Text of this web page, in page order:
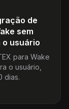
de
sem
usuário
para Wake
o usuário,
dias.